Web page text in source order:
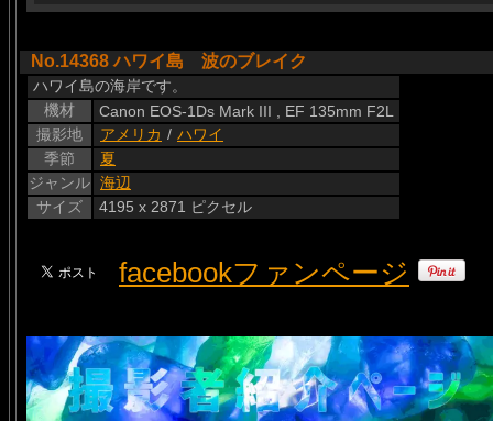
No.14368 ハワイ島 波のブレイク
ハワイ島の海岸です。
機材
Canon EOS-1Ds Mark III , EF 135mm F2L
撮影地
アメリカ / ハワイ
季節
夏
ジャンル 海辺
サイズ
4195 x 2871 ピクセル
facebookファンページ